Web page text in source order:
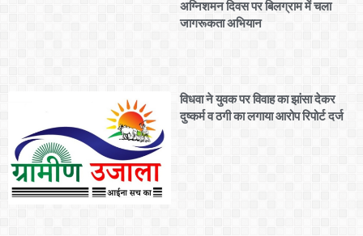
अग्निशमन दिवस पर बिलग्राम में चला
जागरूकता अभियान
विधवा ने युवक पर विवाह का झांसा देकर
दुष्कर्म व ठगी का लगाया आरोप रिपोर्ट दर्ज